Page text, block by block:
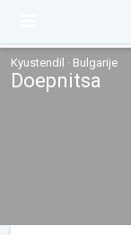
Kyustendil · Bulgarije
Doepnitsa